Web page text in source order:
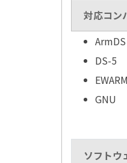
対応コン
ArmDS
DS-5
EWARM
GNU
ソフトウ